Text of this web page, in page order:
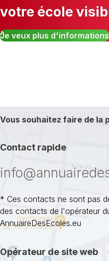
votre école
Je veux plus d'informations
Vous souhaitez faire de la
Contact rapide
* Ces contacts ne sont pas
des contacts de l'opérateur
AnnuaireDesEcoles.eu
Opérateur de site web